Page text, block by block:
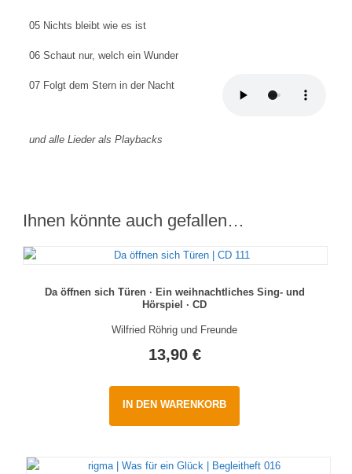
05 Nichts bleibt wie es ist
06 Schaut nur, welch ein Wunder
07 Folgt dem Stern in der Nacht
und alle Lieder als Playbacks
Ihnen könnte auch gefallen…
Da öffnen sich Türen · Ein weihnachtliches Sing- und
Hörspiel · CD
Wilfried Röhrig und Freunde
13,90 €
IN DEN WARENKORB